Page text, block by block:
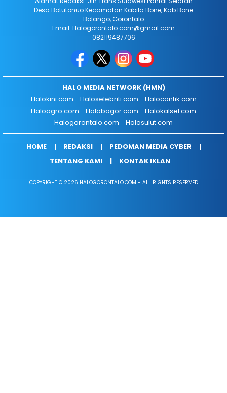
Desa Botutonuo Kecamatan Kabila Bone, Kab Bone
Bolango, Gorontalo
Email: Halogorontalo.com@gmail.com
082119487706
HALO MEDIA NETWORK (HMN)
Halokini.com
Haloselebriti.com
Halocantik.com
Haloagro.com
Halobogor.com
Halokalsel.com
Halogorontalo.com
Halosulut.com
HOME REDAKSI
PEDOMAN MEDIA CYBER
TENTANG KAMI
KONTAK IKLAN
COPYRIGHT © 2026 HALOGORONTALO.COM - ALL RIGHTS RESERVED